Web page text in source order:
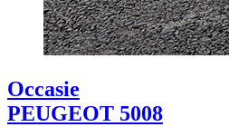
Occasie
PEUGEOT 5008